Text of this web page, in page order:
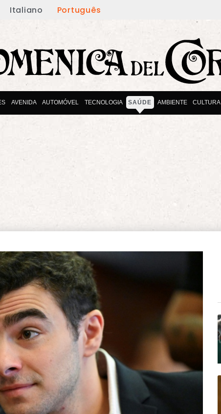
Italiano Português
AVENIDA AUTOMÓVEL TECNOLOGIA SAÚDE AMBIENTE CULTURA